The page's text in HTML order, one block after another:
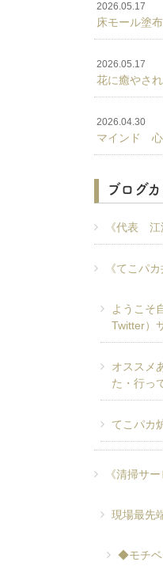
2026.05.17
床モール塗
2026.05.17
花に癒やされ
2026.04.30
マインド 心
ブログ
《代表 江
《てこパ
ようこそ
Twitter）
オススメ
た・行っ
てこパカ
《清掃サ
現場最先
◆モチベ